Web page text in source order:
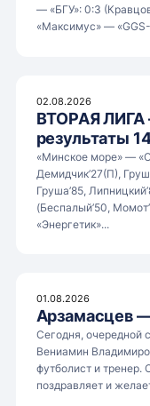
— «БГУ»: 0:3
«Максимус» —
02.08.2026
ВТОРАЯ ЛИГА
результаты
«Минское море» —
Демидчик’27(П),
Груша’85,
(Беспалый’50,
«Энергетик»...
01.08.2026
Арзамасцев
Сегодня, очередной
Вениамин
футболист и тренер.
поздравляет и